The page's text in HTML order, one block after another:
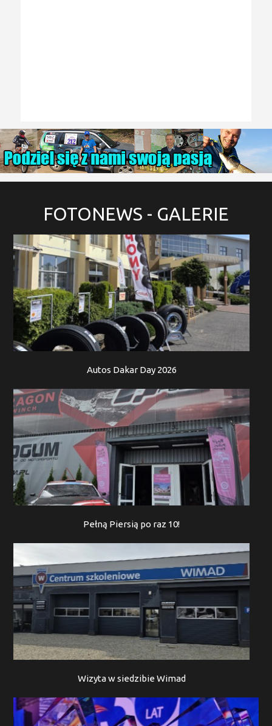
FOTONEWS - GALERIE
Autos Dakar Day 2026
Pełną Piersią po raz 10!
Wizyta w siedzibie Wimad